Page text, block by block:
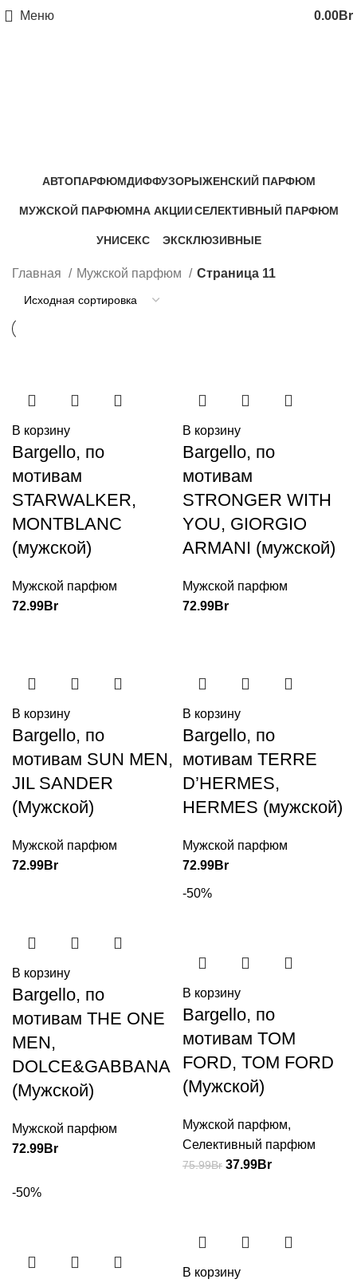
Меню 0.00Br
АВТОПАРФЮМДИФФУЗОРЫЖЕНСКИЙ ПАРФЮМ
МУЖСКОЙ ПАРФЮМНА АКЦИИСЕЛЕКТИВНЫЙ ПАРФЮМ
УНИСЕКС
ЭКСКЛЮЗИВНЫЕ
Главная Мужской парфюм Страница 11
В корзину
Bargello, по
мотивам
STARWALKER,
MONTBLANC
(мужской)
Мужской парфюм
72.99Br
В корзину
Bargello, по
мотивам
STRONGER WITH
YOU, GIORGIO
ARMANI (мужской)
Мужской парфюм
72.99Br
В корзину
Bargello, по
мотивам SUN MEN,
JIL SANDER
(Мужской)
Мужской парфюм
72.99Br
В корзину
Bargello, по
мотивам TERRE
D’HERMES,
HERMES (мужской)
Мужской парфюм
72.99Br
В корзину
Bargello, по
мотивам THE ONE
MEN,
DOLCE&GABBANA
(Мужской)
Мужской парфюм
72.99Br
-50%
В корзину
Bargello, по
мотивам TOM
FORD, TOM FORD
(Мужской)
Мужской парфюм,
Селективный парфюм
75.99Br 37.99Br
-50%
В корзину